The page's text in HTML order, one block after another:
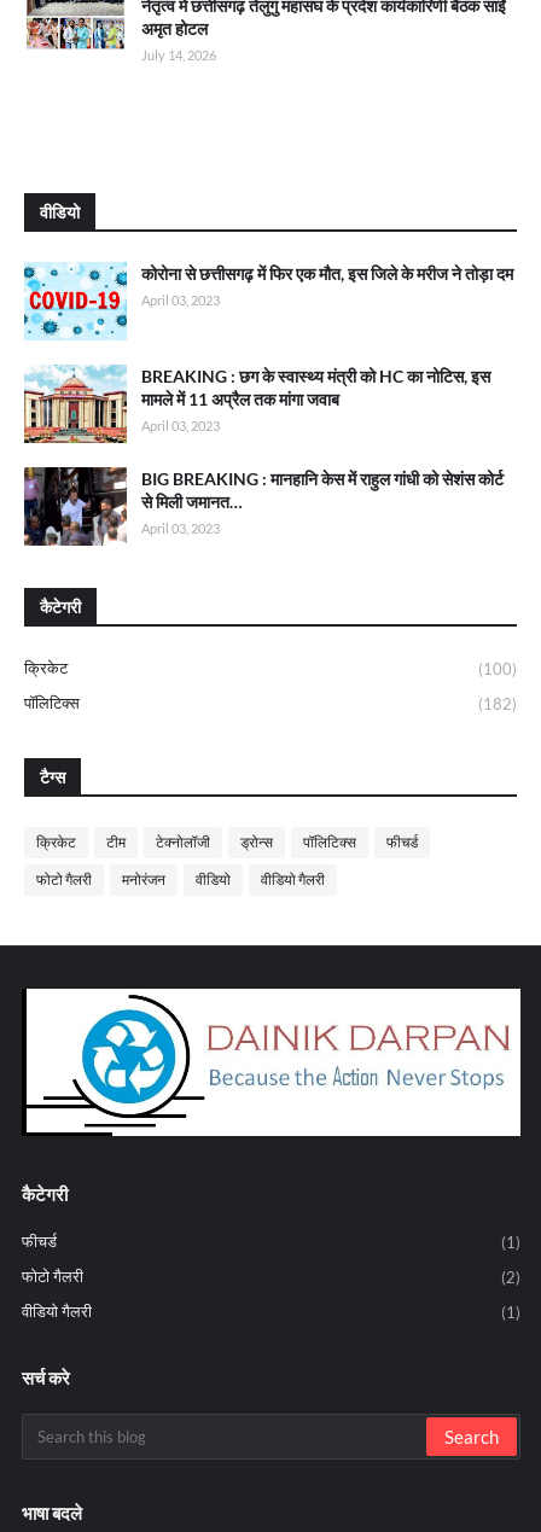
नेतृत्व में छत्तीसगढ़ तेलुगु महासंघ के प्रदेश कार्यकारिणी बैठक साईं
अमृत होटल
July 14, 2026
वीडियो
कोरोना से छत्तीसगढ़ में फिर एक मौत, इस जिले के मरीज ने तोड़ा दम
April 03, 2023
BREAKING : छग के स्वास्थ्य मंत्री को HC का नोटिस, इस
मामले में 11 अप्रैल तक मांगा जवाब
April 03, 2023
BIG BREAKING : मानहानि केस में राहुल गांधी को सेशंस कोर्ट
से मिली जमानत…
April 03, 2023
कैटेगरी
क्रिकेट
(100)
पॉलिटिक्स
(182)
टैग्स
क्रिकेट टीम टेक्नोलॉजी ड्रोन्स पॉलिटिक्स फीचर्ड
फोटो गैलरी मनोरंजन वीडियो वीडियो गैलरी
कैटेगरी
फीचर्ड
(1)
फोटो गैलरी
(2)
वीडियो गैलरी
(1)
सर्च करे
भाषा बदले